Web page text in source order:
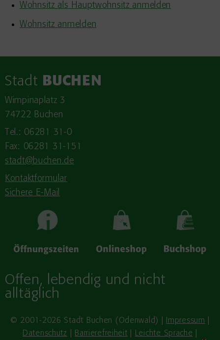
Wohnsitz als Hauptwohnsitz anmelden
Wohnsitz anmelden
Stadt BUCHEN
Wimpinaplatz 3
74722 Buchen
Tel.: 06281 31-0
Fax: 06281 31-151
stadt@buchen.de
Kontaktformular
Sichere E-Mail
Offen, lebendig und nicht
alltäglich
© 2001-2026 Stadt Buchen (Odenwald) | Impressum
Datenschutz
Barrierefreiheit Leichte Sprache